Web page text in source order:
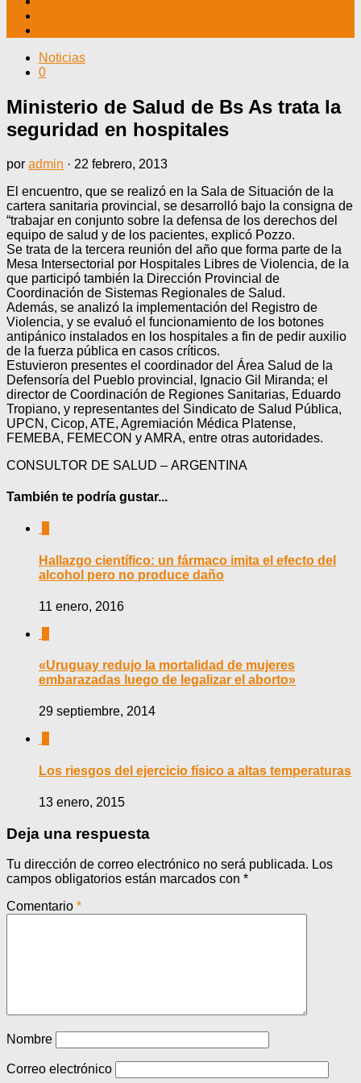
Noticias
0
Ministerio de Salud de Bs As trata la
seguridad en hospitales
por admin · 22 febrero, 2013
El encuentro, que se realizó en la Sala de Situación de la
cartera sanitaria provincial, se desarrolló bajo la consigna de
“trabajar en conjunto sobre la defensa de los derechos del
equipo de salud y de los pacientes, explicó Pozzo.
Se trata de la tercera reunión del año que forma parte de la
Mesa Intersectorial por Hospitales Libres de Violencia, de la
que participó también la Dirección Provincial de
Coordinación de Sistemas Regionales de Salud.
Además, se analizó la implementación del Registro de
Violencia, y se evaluó el funcionamiento de los botones
antipánico instalados en los hospitales a fin de pedir auxilio
de la fuerza pública en casos críticos.
Estuvieron presentes el coordinador del Área Salud de la
Defensoría del Pueblo provincial, Ignacio Gil Miranda; el
director de Coordinación de Regiones Sanitarias, Eduardo
Tropiano, y representantes del Sindicato de Salud Pública,
UPCN, Cicop, ATE, Agremiación Médica Platense,
FEMEBA, FEMECON y AMRA, entre otras autoridades.
CONSULTOR DE SALUD – ARGENTINA
También te podría gustar...
Hallazgo científico: un fármaco imita el efecto del
alcohol pero no produce daño
11 enero, 2016
«Uruguay redujo la mortalidad de mujeres
embarazadas luego de legalizar el aborto»
29 septiembre, 2014
Los riesgos del ejercicio físico a altas temperaturas
13 enero, 2015
Deja una respuesta
Tu dirección de correo electrónico no será publicada. Los
campos obligatorios están marcados con *
Comentario *
Nombre
Correo electrónico